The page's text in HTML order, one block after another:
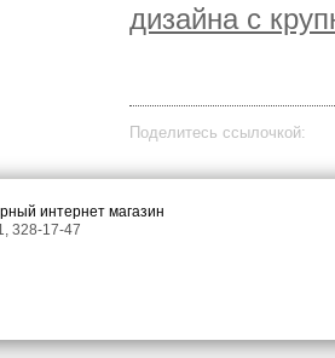
дизайна с
Поделитесь ссылочкой:
интернет магазин
328-17-47